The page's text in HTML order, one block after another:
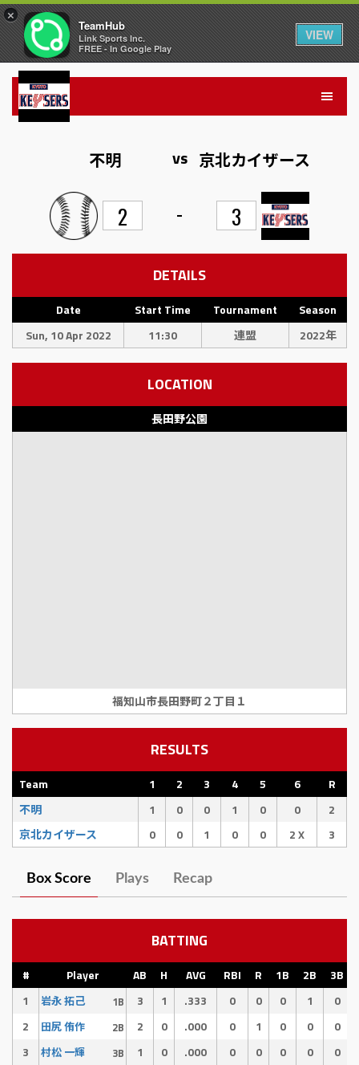
不明 vs 京北カイザース
2 - 3
DETAILS
Date Start Time Tournament
Season
Sun, 10 Apr 2022
11:30 連盟 2022年
LOCATION
長田野公園
福知山市長田野町２丁目１
RESULTS
Team 1 2 3 4 5 6
R
不明
1 0 0 1 0 0
2
京北カイザース
0 0 1 0 0 2 X 3
Box Score Plays Recap
BATTING
# Player AB H AVG RBI R 1B 2B 3B
1
岩永 拓己 1B 3 1 .333 0 0 0 1
0
2
田尻 侑作 2B 2 0 .000 0 1 0 0
0
3
村松 一輝 3B 1 0 .000 0 0 0 0
0
×
TeamHub
Link Sports Inc.
FREE - In Google Play
VIEW